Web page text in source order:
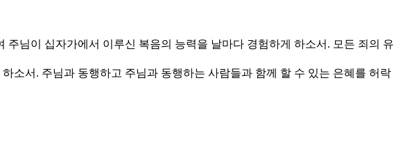
님이 십자가에서 이루신 복음의 능력을 날마다 경험하게 하소서. 모든 죄의 유
소서. 주님과 동행하고 주님과 동행하는 사람들과 함께 할 수 있는 은혜를 허락